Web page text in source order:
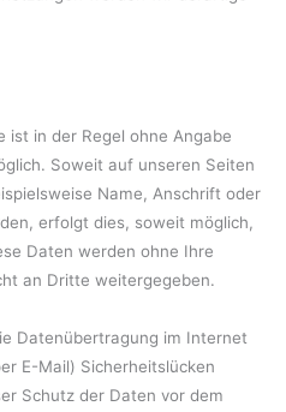
ist in der Regel ohne Angabe
Soweit auf unseren Seiten
Name, Anschrift oder
erfolgt dies, soweit möglich,
Daten werden ohne Ihre
an Dritte weitergegeben.
Datenübertragung im Internet
E-Mail) Sicherheitslücken
Schutz der Daten vor dem